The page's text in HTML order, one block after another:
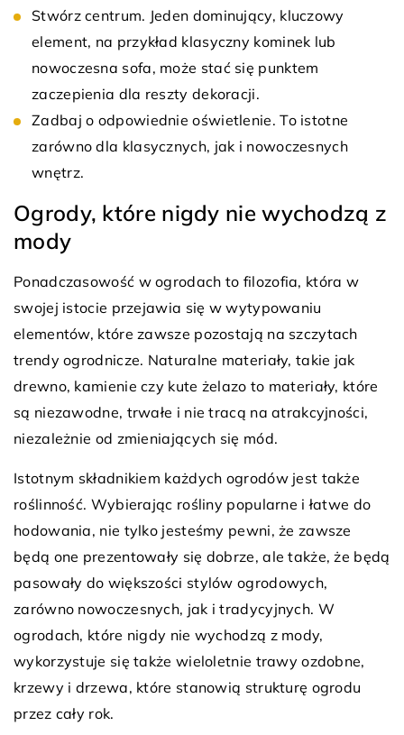
Stwórz centrum. Jeden dominujący, kluczowy
element, na przykład klasyczny kominek lub
nowoczesna sofa, może stać się punktem
zaczepienia dla reszty dekoracji.
Zadbaj o odpowiednie oświetlenie. To istotne
zarówno dla klasycznych, jak i nowoczesnych
wnętrz.
Ogrody, które nigdy nie wychodzą z
mody
Ponadczasowość w ogrodach to filozofia, która w
swojej istocie przejawia się w wytypowaniu
elementów, które zawsze pozostają na szczytach
trendy ogrodnicze. Naturalne materiały, takie jak
drewno, kamienie czy kute żelazo to materiały, które
są niezawodne, trwałe i nie tracą na atrakcyjności,
niezależnie od zmieniających się mód.
Istotnym składnikiem każdych ogrodów jest także
roślinność. Wybierając rośliny popularne i łatwe do
hodowania, nie tylko jesteśmy pewni, że zawsze
będą one prezentowały się dobrze, ale także, że będą
pasowały do większości stylów ogrodowych,
zarówno nowoczesnych, jak i tradycyjnych. W
ogrodach, które nigdy nie wychodzą z mody,
wykorzystuje się także wieloletnie trawy ozdobne,
krzewy i drzewa, które stanowią strukturę ogrodu
przez cały rok.